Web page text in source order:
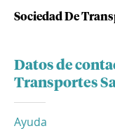
Sociedad De
Datos de
Transportes
Ayuda